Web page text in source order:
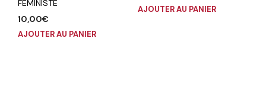
FEMINISTE
10,00€
AJOUTER AU PANIER
AJOUTER AU PANIER